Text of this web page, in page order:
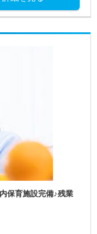
保育施設完備♪残業